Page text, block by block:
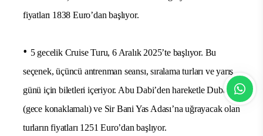
fiyatları 1838 Euro’dan başlıyor.
• 5 gecelik Cruise Turu, 6 Aralık 2025’te başlıyor. Bu
seçenek, üçüncü antrenman seansı, sıralama turları ve yarış
günü için biletleri içeriyor. Abu Dabi’den hareketle Dubai
(gece konaklamalı) ve Sir Bani Yas Adası’na uğrayacak olan
turların fiyatları 1251 Euro’dan başlıyor.